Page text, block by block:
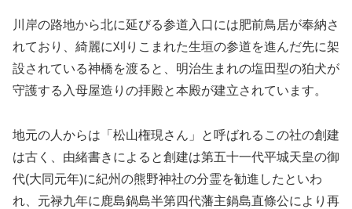
川岸の路地から北に延びる参道入口には肥前鳥居が奉納さ
れており、綺麗に刈りこまれた生垣の参道を進んだ先に架
設されている神橋を渡ると、明治生まれの塩田型の狛犬が
守護する入母屋造りの拝殿と本殿が建立されています。
地元の人からは「松山権現さん」と呼ばれるこの社の創建
は古く、由緒書きによると創建は第五十一代平城天皇の御
代(大同元年)に紀州の熊野神社の分霊を勧進したといわ
れ、元禄九年に鹿島鍋島半第四代藩主鍋島直條公により再